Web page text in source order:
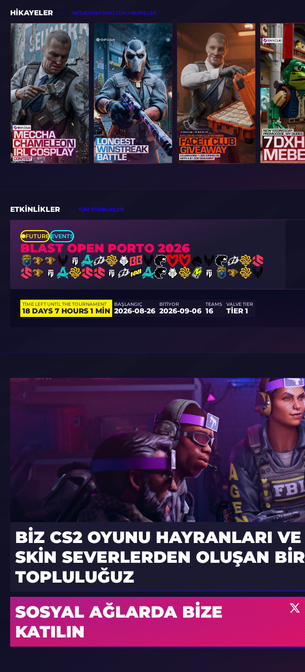
HIKAYELER INSTAGRAM'DAKI TÜM HIKAYELER
ETKINLIKLER TÜM ETKINLIKLER
FUTURE EVENTS
BLAST OPEN PORTO 2026
TIME LEFT UNTIL THE TOURNAMENT
18 DAYS 7 HOURS 1 MIN
BAŞLANGIÇ
2026-08-26
BITIYOR
2026-09-06
TEAMS
16
VALVE TIER
TIER 1
BIZ CS2 OYUNU HAYRANLARI VE
SKIN SEVERLERDEN OLUŞAN BIR
TOPLULUĞUZ
SOSYAL AĞLARDA BIZE
KATILIN